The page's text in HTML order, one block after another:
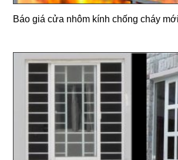
Báo giá cửa nhôm kính chống cháy